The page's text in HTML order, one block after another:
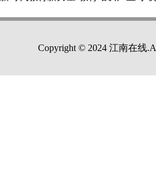
Copyright © 2024 江南在线